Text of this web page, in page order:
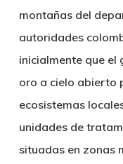
montañas del
autoridades
inicialmente que el
oro a cielo abierto
ecosistemas
unidades de
situadas en zonas